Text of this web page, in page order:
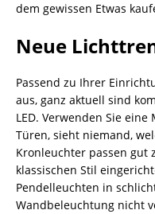
dem gewissen Etwas
Neue
Passend zu Ihrer
aus, ganz aktuell sind
LED. Verwenden Sie
Türen, sieht niemand,
Kronleuchter passen gut
klassischen Stil
Pendelleuchten in
Wandbeleuchtung nicht